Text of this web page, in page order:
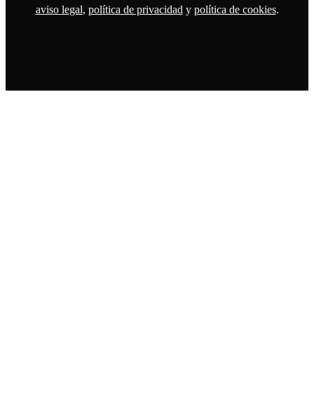
aviso legal, política de privacidad y política de cookies.